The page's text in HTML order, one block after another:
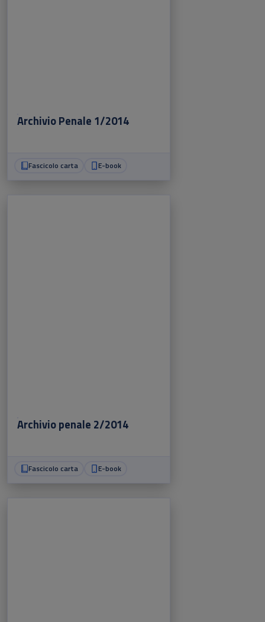
Archivio Penale 1/2014
Fascicolo carta E-book
Archivio penale 2/2014
Fascicolo carta E-book